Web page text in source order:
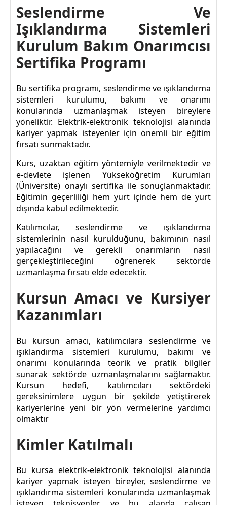
Seslendirme Ve
Işıklandırma Sistemleri
Kurulum Bakım Onarımcısı
Sertifika Programı
Bu sertifika programı, seslendirme ve ışıklandırma
sistemleri kurulumu, bakımı ve onarımı
konularında uzmanlaşmak isteyen bireylere
yöneliktir. Elektrik-elektronik teknolojisi alanında
kariyer yapmak isteyenler için önemli bir eğitim
fırsatı sunmaktadır.
Kurs, uzaktan eğitim yöntemiyle verilmektedir ve
e-devlete işlenen Yükseköğretim Kurumları
(Üniversite) onaylı sertifika ile sonuçlanmaktadır.
Eğitimin geçerliliği hem yurt içinde hem de yurt
dışında kabul edilmektedir.
Katılımcılar, seslendirme ve ışıklandırma
sistemlerinin nasıl kurulduğunu, bakımının nasıl
yapılacağını ve gerekli onarımların nasıl
gerçekleştirileceğini öğrenerek sektörde
uzmanlaşma fırsatı elde edecektir.
Kursun Amacı ve Kursiyer
Kazanımları
Bu kursun amacı, katılımcılara seslendirme ve
ışıklandırma sistemleri kurulumu, bakımı ve
onarımı konularında teorik ve pratik bilgiler
sunarak sektörde uzmanlaşmalarını sağlamaktır.
Kursun hedefi, katılımcıları sektördeki
gereksinimlere uygun bir şekilde yetiştirerek
kariyerlerine yeni bir yön vermelerine yardımcı
olmaktır
Kimler Katılmalı
Bu kursa elektrik-elektronik teknolojisi alanında
kariyer yapmak isteyen bireyler, seslendirme ve
ışıklandırma sistemleri konularında uzmanlaşmak